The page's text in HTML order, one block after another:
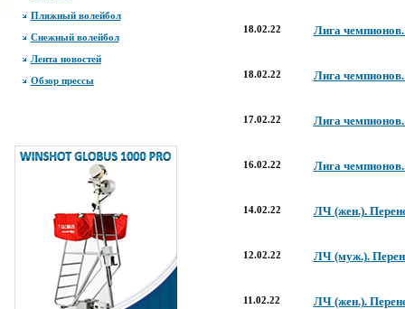
Пляжный волейбол
Снежный волейбол
Лента новостей
Обзор прессы
18.02.22 Лига
18.02.22 Лига
17.02.22 Лига
16.02.22 Лига
14.02.22 ЛЧ (жен.).
12.02.22 ЛЧ (муж.).
11.02.22 ЛЧ (жен.).